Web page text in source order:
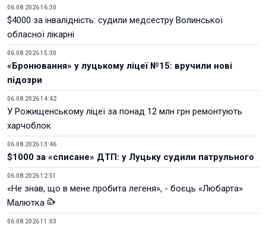
06.08.2026 16:30
$4000 за інвалідність: судили медсестру Волинської
обласної лікарні
06.08.2026 15:30
«Бронювання» у луцькому ліцеї №15: вручили нові
підозри
06.08.2026 14:42
У Рожищенському ліцеї за понад 12 млн грн ремонтують
харчоблок
06.08.2026 13:46
$1000 за «списане» ДТП: у Луцьку судили патрульного
06.08.2026 12:51
«Не знав, що в мене пробита легеня», - боєць «Любарта»
Малютка
06.08.2026 11:03